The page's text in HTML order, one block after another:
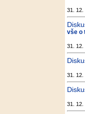
31. 12.
vše o
31. 12.
31. 12.
31. 12.